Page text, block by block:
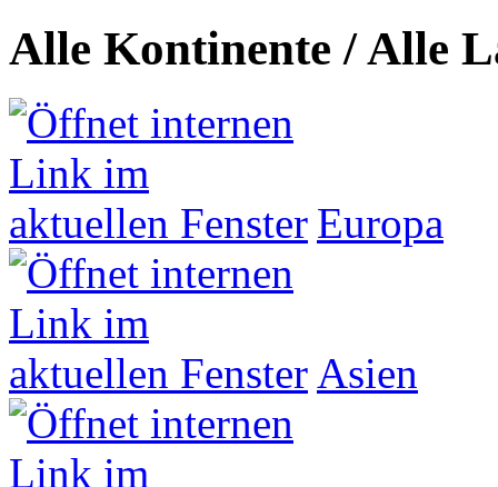
Alle Kontinente / Alle
Europa
Asien